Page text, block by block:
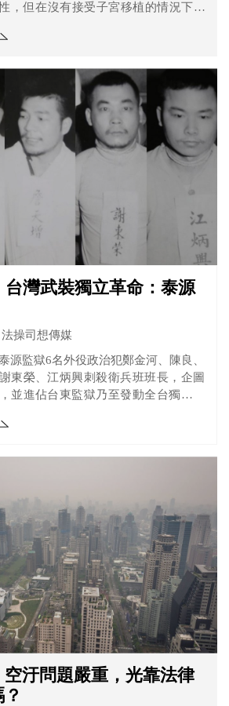
，但在沒有接受子宮移植的情況下，
受了醫學研究並進行相關手術，然而
談罔腰釐清其中是否涉及違法行為。
台灣武裝獨立革命：泰源
法操司想傳媒
源監獄6名外役政治犯鄭金河、陳良、
東榮、江炳興刺殺衛兵班班長，企圖
並進佔台東監獄乃至發動全台獨立行
派陸軍空降部隊進駐，鄭金河等六人
空汙問題嚴重，光靠法律